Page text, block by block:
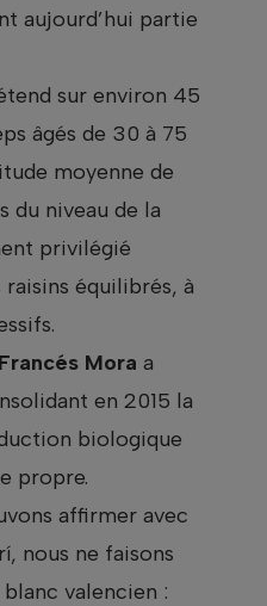
aujourd’hui partie
sur environ 45
âgés de 30 à 75
moyenne de
du niveau de la
privilégié
équilibrés, à
Mora a
en 2015 la
biologique
propre.
affirmer avec
nous ne faisons
valencien :